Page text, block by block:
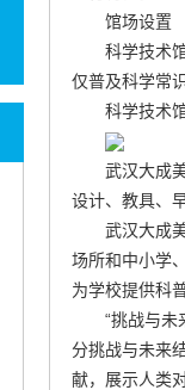
馆场设置
科学技术
仅普及科学常
科学技术
武汉大成
设计、教具、
武汉大成
场所和中小学
为学校提供科
“挑战与未
分挑战与未来
献，展示人类